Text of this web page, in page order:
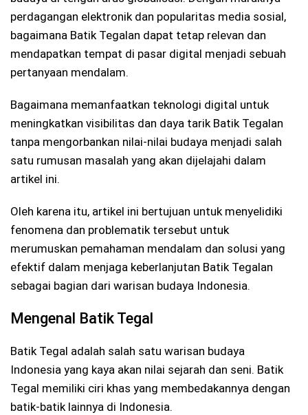
perdagangan elektronik dan popularitas media sosial,
bagaimana Batik Tegalan dapat tetap relevan dan
mendapatkan tempat di pasar digital menjadi sebuah
pertanyaan mendalam.
Bagaimana memanfaatkan teknologi digital untuk
meningkatkan visibilitas dan daya tarik Batik Tegalan
tanpa mengorbankan nilai-nilai budaya menjadi salah
satu rumusan masalah yang akan dijelajahi dalam
artikel ini.
Oleh karena itu, artikel ini bertujuan untuk menyelidiki
fenomena dan problematik tersebut untuk
merumuskan pemahaman mendalam dan solusi yang
efektif dalam menjaga keberlanjutan Batik Tegalan
sebagai bagian dari warisan budaya Indonesia.
Mengenal Batik Tegal
Batik Tegal adalah salah satu warisan budaya
Indonesia yang kaya akan nilai sejarah dan seni. Batik
Tegal memiliki ciri khas yang membedakannya dengan
batik-batik lainnya di Indonesia.